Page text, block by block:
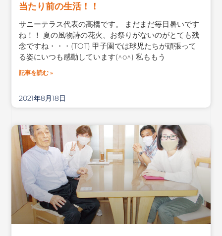
当たり前の生活！！
サニーテラス代表の高橋です。 まだまだ毎日暑いです
ね！！ 夏の風物詩の花火、お祭りがないのがとても残
念ですね・・・(TOT) 甲子園では球児たちが頑張って
る姿にいつも感動しています(^o^) 私ももう
記事を読む »
2021年8月18日